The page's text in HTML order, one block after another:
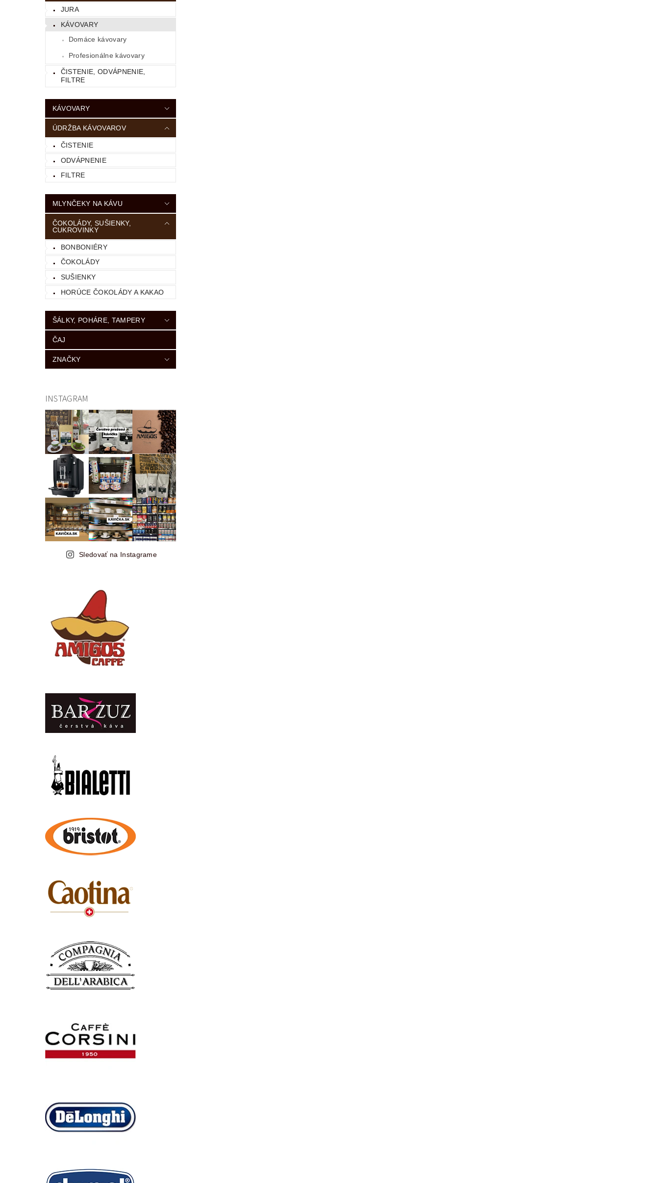
JURA
KÁVOVARY
Domáce kávovary
Profesionálne kávovary
ČISTENIE, ODVÁPNENIE,
FILTRE
KÁVOVARY
ÚDRŽBA KÁVOVAROV
ČISTENIE
ODVÁPNENIE
FILTRE
MLYNČEKY NA KÁVU
ČOKOLÁDY, SUŠIENKY,
CUKROVINKY
BONBONIÉRY
ČOKOLÁDY
SUŠIENKY
HORÚCE ČOKOLÁDY A KAKAO
ŠÁLKY, POHÁRE, TAMPERY
ČAJ
ZNAČKY
INSTAGRAM
Sledovať na Instagrame